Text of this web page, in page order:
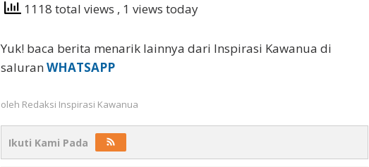
1118 total views , 1 views today
Yuk! baca berita menarik lainnya dari Inspirasi Kawanua di
saluran WHATSAPP
oleh Redaksi Inspirasi Kawanua
Ikuti Kami Pada